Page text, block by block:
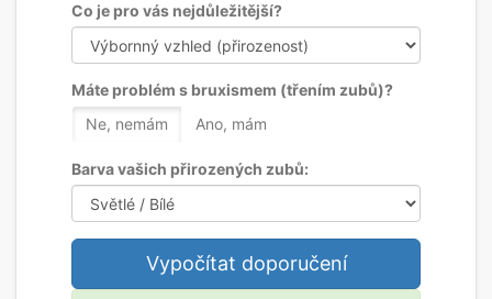
Co je pro vás nejdůležitější?
Máte problém s bruxismem (třením zubů)?
Ne, nemám
Ano, mám
Barva vašich přirozených zubů:
Vypočítat doporučení